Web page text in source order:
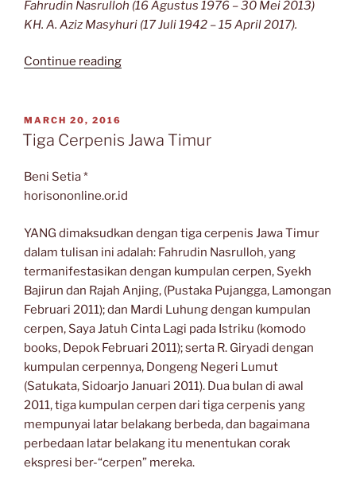
Fahrudin Nasrulloh (16 Agustus 1976 – 30 Mei 2013)
KH. A. Aziz Masyhuri (17 Juli 1942 – 15 April 2017).
Continue reading“Zainal
Sastroatmodjo,
A.
Masyhuri”
POSTED
ON
MARCH 20, 2016
Tiga Cerpenis Jawa Timur
Beni Setia *
horisononline.or.id
YANG dimaksudkan dengan tiga cerpenis Jawa Timur
dalam tulisan ini adalah: Fahrudin Nasrulloh, yang
termanifestasikan dengan kumpulan cerpen, Syekh
Bajirun dan Rajah Anjing, (Pustaka Pujangga, Lamongan
Februari 2011); dan Mardi Luhung dengan kumpulan
cerpen, Saya Jatuh Cinta Lagi pada Istriku (komodo
books, Depok Februari 2011); serta R. Giryadi dengan
kumpulan cerpennya, Dongeng Negeri Lumut
(Satukata, Sidoarjo Januari 2011). Dua bulan di awal
2011, tiga kumpulan cerpen dari tiga cerpenis yang
mempunyai latar belakang berbeda, dan bagaimana
perbedaan latar belakang itu menentukan corak
ekspresi ber-“cerpen” mereka.